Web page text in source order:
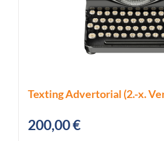
Texting Advertorial (2.-x.
200,00€